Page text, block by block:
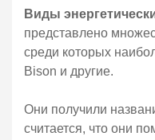
Виды
представлено
среди которых
Bison и другие.
Они получили
считается, что они